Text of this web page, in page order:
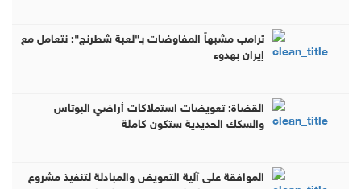
ترامب مشبهاً المفاوضات بـ"لعبة شطرنج": نتعامل مع
إيران بهدوء
القضاة: تعويضات استملاكات أراضي البوتاس
والسكك الحديدية ستكون كاملة
الموافقة على آلية التعويض والمبادلة لتنفيذ مشروع